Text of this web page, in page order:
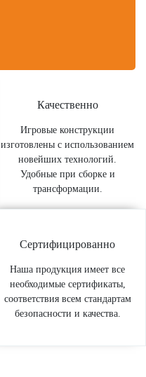
Качественно
Игровые конструкции
изготовлены с использованием
новейших технологий.
Удобные при сборке и
трансформации.
Сертифицированно
Наша продукция имеет все
необходимые сертификаты,
соответствия всем стандартам
безопасности и качества.